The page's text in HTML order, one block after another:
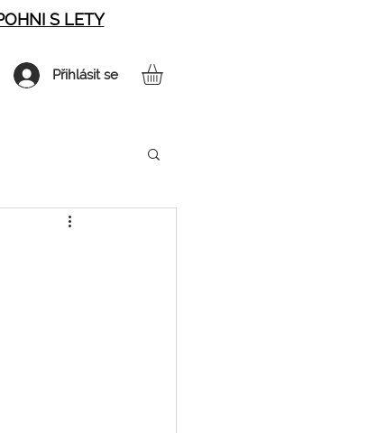
S LETY
Přihlásit se